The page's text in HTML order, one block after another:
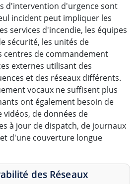
d'intervention d'urgence sont
incident peut impliquer les
services d'incendie, les équipes
sécurité, les unités de
centres de commandement
externes utilisant des
et des réseaux différents.
vocaux ne suffisent plus
ont également besoin de
vidéos, de données de
à jour de dispatch, de journaux
d'une couverture longue
des Réseaux